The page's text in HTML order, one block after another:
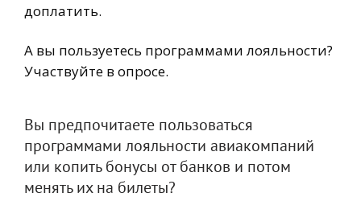
доплатить.
А вы пользуетесь программами лояльности?
Участвуйте в опросе.
Вы предпочитаете пользоваться
программами лояльности авиакомпаний
или копить бонусы от банков и потом
менять их на билеты?